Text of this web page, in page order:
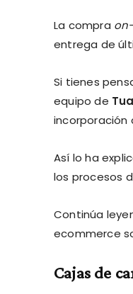
La compra
entrega de
Si tienes
equipo de
incorporación
Así lo ha
los procesos
Continúa
ecommerce
Cajas de